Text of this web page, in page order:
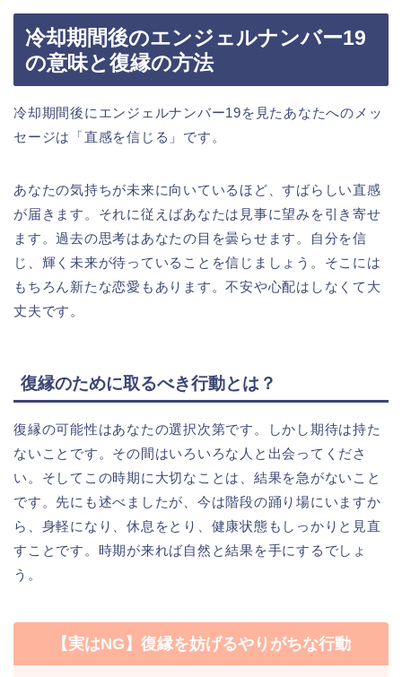
冷却期間後のエンジェルナンバー19
の意味と復縁の方法
冷却期間後にエンジェルナンバー19を見たあなたへのメッ
セージは「直感を信じる」です。
あなたの気持ちが未来に向いているほど、すばらしい直感
が届きます。それに従えばあなたは見事に望みを引き寄せ
ます。過去の思考はあなたの目を曇らせます。自分を信
じ、輝く未来が待っていることを信じましょう。そこには
もちろん新たな恋愛もあります。不安や心配はしなくて大
丈夫です。
復縁のために取るべき行動とは？
復縁の可能性はあなたの選択次第です。しかし期待は持た
ないことです。その間はいろいろな人と出会ってくださ
い。そしてこの時期に大切なことは、結果を急がないこと
です。先にも述べましたが、今は階段の踊り場にいますか
ら、身軽になり、休息をとり、健康状態もしっかりと見直
すことです。時期が来れば自然と結果を手にするでしょ
う。
【実はNG】復縁を妨げるやりがちな行動